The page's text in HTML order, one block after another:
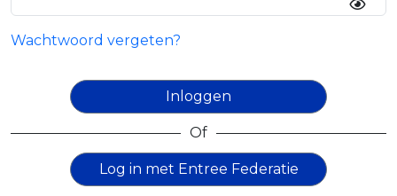
Wachtwoord vergeten?
Inloggen
Of
Log in met Entree Federatie